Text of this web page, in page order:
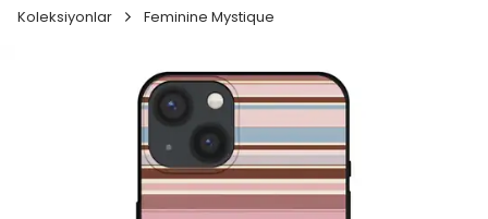
Koleksiyonlar Feminine Mystique